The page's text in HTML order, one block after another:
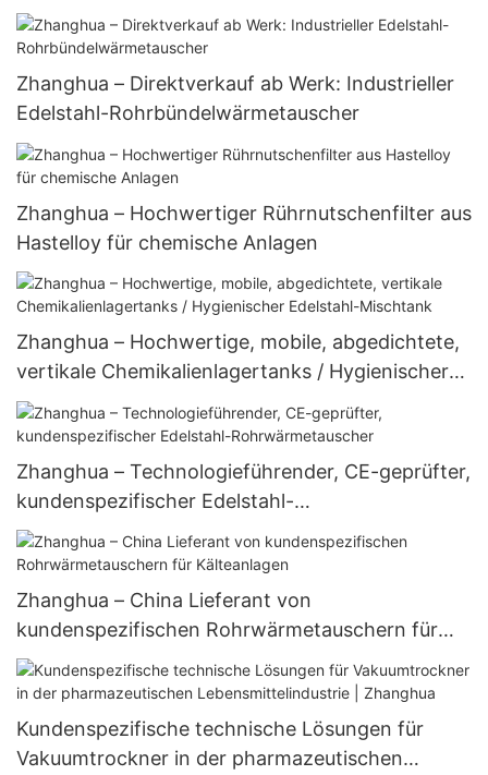
pharmazeutische Industrie
Zhanghua – Direktverkauf ab Werk: Industrieller
Edelstahl-Rohrbündelwärmetauscher
Zhanghua – Hochwertiger Rührnutschenfilter aus
Hastelloy für chemische Anlagen
Zhanghua – Hochwertige, mobile, abgedichtete,
vertikale Chemikalienlagertanks / Hygienischer
Edelstahl-Mischtank
Zhanghua – Technologieführender, CE-geprüfter,
kundenspezifischer Edelstahl-
Rohrwärmetauscher
Zhanghua – China Lieferant von
kundenspezifischen Rohrwärmetauschern für
Kälteanlagen
Kundenspezifische technische Lösungen für
Vakuumtrockner in der pharmazeutischen